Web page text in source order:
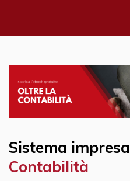
Sistema impresa
Contabilità